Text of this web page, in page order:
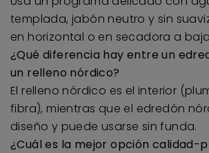
templada, jabón neutro y sin
en horizontal o en secadora a
¿Qué diferencia hay entre un
un relleno nórdico?
El relleno nórdico es el interior
fibra), mientras que el edredón
diseño y puede usarse sin funda.
¿Cuál es la mejor opción calidad-